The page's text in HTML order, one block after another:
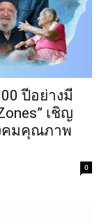
ปีอย่างมี
เชิญ
คมคุณภาพ
0